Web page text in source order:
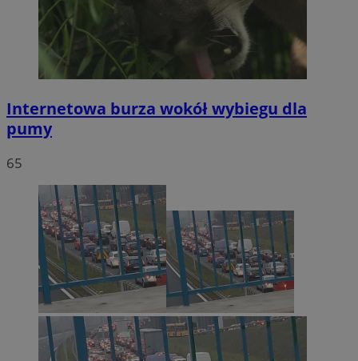
Internetowa burza wokół wybiegu dla
pumy
65